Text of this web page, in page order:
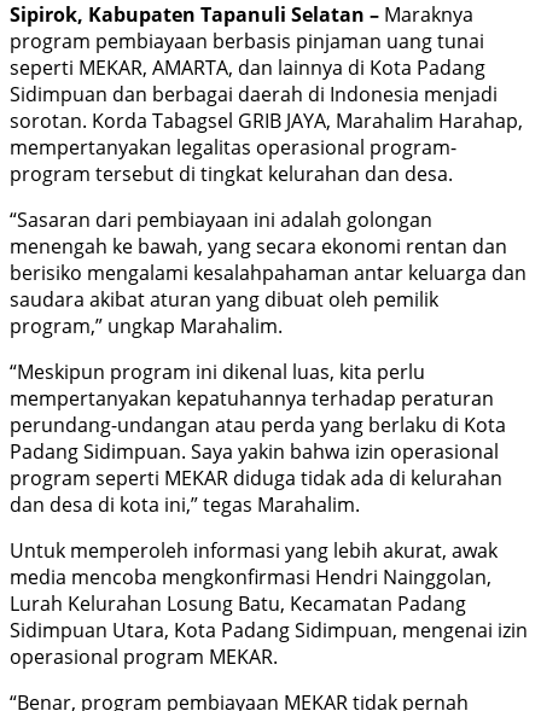
Sipirok, Kabupaten Tapanuli Selatan – Maraknya
program pembiayaan berbasis pinjaman uang tunai
seperti MEKAR, AMARTA, dan lainnya di Kota Padang
Sidimpuan dan berbagai daerah di Indonesia menjadi
sorotan. Korda Tabagsel GRIB JAYA, Marahalim Harahap,
mempertanyakan legalitas operasional program-
program tersebut di tingkat kelurahan dan desa.
“Sasaran dari pembiayaan ini adalah golongan
menengah ke bawah, yang secara ekonomi rentan dan
berisiko mengalami kesalahpahaman antar keluarga dan
saudara akibat aturan yang dibuat oleh pemilik
program,” ungkap Marahalim.
“Meskipun program ini dikenal luas, kita perlu
mempertanyakan kepatuhannya terhadap peraturan
perundang-undangan atau perda yang berlaku di Kota
Padang Sidimpuan. Saya yakin bahwa izin operasional
program seperti MEKAR diduga tidak ada di kelurahan
dan desa di kota ini,” tegas Marahalim.
Untuk memperoleh informasi yang lebih akurat, awak
media mencoba mengkonfirmasi Hendri Nainggolan,
Lurah Kelurahan Losung Batu, Kecamatan Padang
Sidimpuan Utara, Kota Padang Sidimpuan, mengenai izin
operasional program MEKAR.
“Benar, program pembiayaan MEKAR tidak pernah